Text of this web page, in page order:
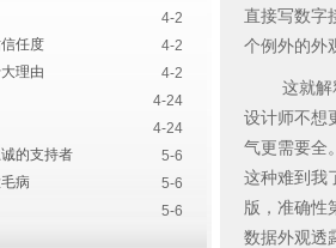
4-2
任度
4-2
理由
4-2
4-24
4-24
的支持者
5-6
病
5-6
5-6
直接写数字
个例外的外
这就解释
设计师不想
气更需要全
这种难到我
版，准确性
数据外观透